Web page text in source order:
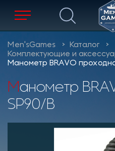
Men'sGames
Каталог
Комплектующие и
Манометр BRAVO
Манометр BRAVO проходной
SP90/B